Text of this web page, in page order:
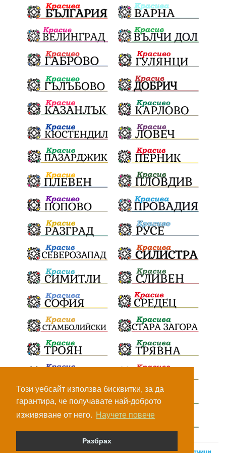
Този уебсайт използва бисквитки, за да
гарантира, че получавате най-доброто
изживяване от него. Научете повече
Разбрах